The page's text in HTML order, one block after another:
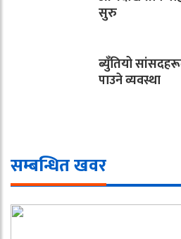
सुरु
ब्युँतियो
पाउने व्यवस्था
सम्बन्धित खवर